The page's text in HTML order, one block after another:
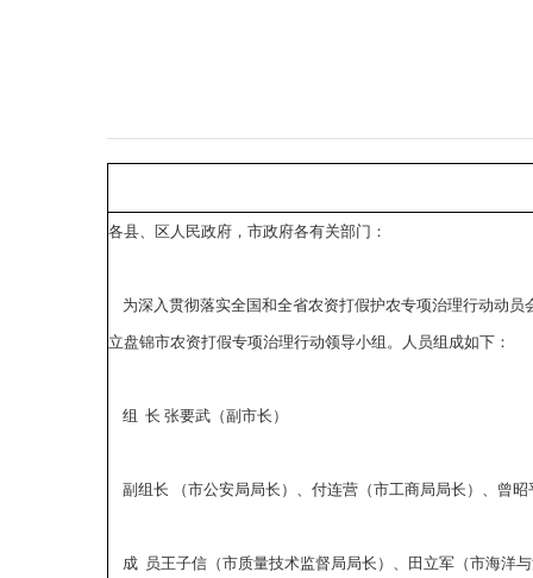
各县、区人民政府，市政府各有关部门：
为深入贯彻落实全国和全省农资打假护农专项治理行动动
立盘锦市农资打假专项治理行动领导小组。人员组成如下：
组 长 张要武（副市长）
副组长 （市公安局局长）、付连营（市工商局局长）、曾
成 员王子信（市质量技术监督局局长）、田立军（市海洋